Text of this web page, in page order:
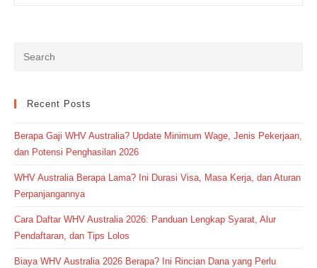
Recent Posts
Berapa Gaji WHV Australia? Update Minimum Wage, Jenis Pekerjaan,
dan Potensi Penghasilan 2026
WHV Australia Berapa Lama? Ini Durasi Visa, Masa Kerja, dan Aturan
Perpanjangannya
Cara Daftar WHV Australia 2026: Panduan Lengkap Syarat, Alur
Pendaftaran, dan Tips Lolos
Biaya WHV Australia 2026 Berapa? Ini Rincian Dana yang Perlu